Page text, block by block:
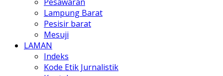
Lampung Barat
Pesisir barat
Mesuji
LAMAN
Indeks
Kode Etik Jurnalistik